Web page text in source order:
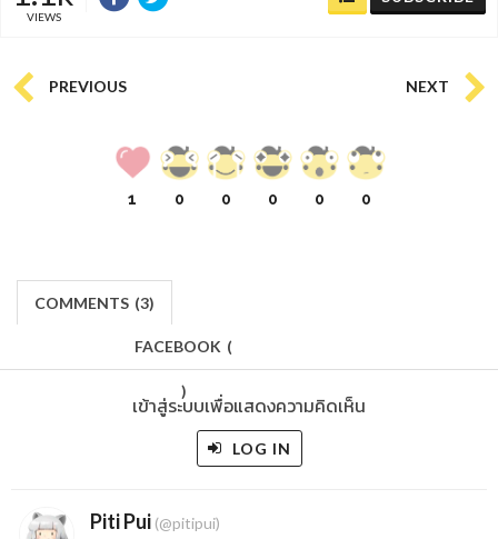
VIEWS
PREVIOUS NEXT
1 0 0 0 0 0
COMMENTS (3)
FACEBOOK (
)
เข้าสู่ระบบเพื่อแสดงความคิดเห็น
LOG IN
Piti Pui (@pitipui)